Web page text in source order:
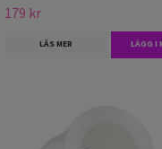
179 kr
LÄS MER LÄGG I